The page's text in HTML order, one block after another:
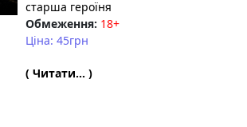
старша героїня
Обмеження: 18+
Ціна: 45грн
( Читати... )